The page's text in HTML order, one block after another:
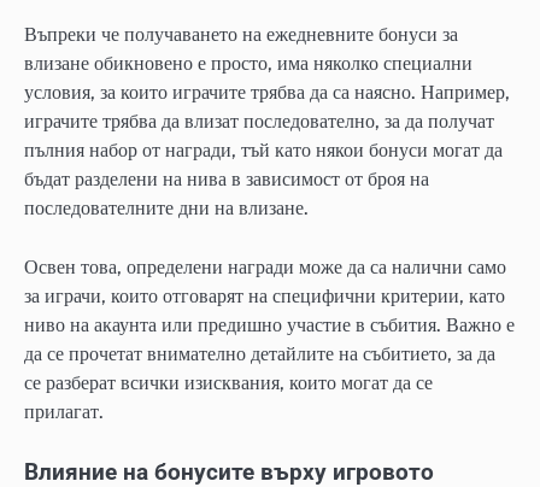
Въпреки че получаването на ежедневните бонуси за
влизане обикновено е просто, има няколко специални
условия, за които играчите трябва да са наясно. Например,
играчите трябва да влизат последователно, за да получат
пълния набор от награди, тъй като някои бонуси могат да
бъдат разделени на нива в зависимост от броя на
последователните дни на влизане.
Освен това, определени награди може да са налични само
за играчи, които отговарят на специфични критерии, като
ниво на акаунта или предишно участие в събития. Важно е
да се прочетат внимателно детайлите на събитието, за да
се разберат всички изисквания, които могат да се
прилагат.
Влияние на бонусите върху игровото